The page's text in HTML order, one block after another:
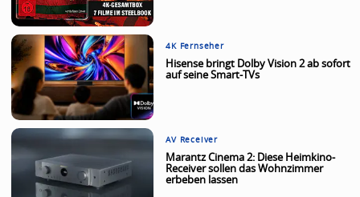
4K Fernseher
Hisense bringt Dolby Vision 2 ab sofort
auf seine Smart-TVs
AV Receiver
Marantz Cinema 2: Diese Heimkino-
Receiver sollen das Wohnzimmer
erbeben lassen